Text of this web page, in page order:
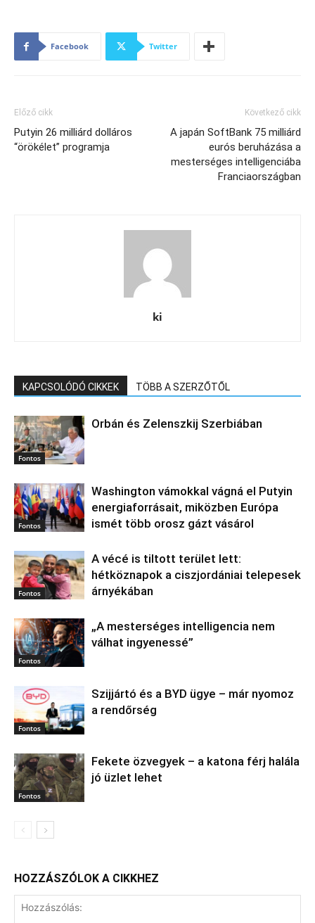
Facebook Twitter
Előző cikk
Putyin 26 milliárd dolláros
“örökélet” programja
Következő cikk
A japán SoftBank 75 milliárd
eurós beruházása a
mesterséges intelligenciába
Franciaországban
ki
KAPCSOLÓDÓ CIKKEK TÖBB A SZERZŐTŐL
Fontos
Orbán és Zelenszkij Szerbiában
Fontos
Washington vámokkal vágná el Putyin
energiaforrásait, miközben Európa
ismét több orosz gázt vásárol
Fontos
A vécé is tiltott terület lett:
hétköznapok a ciszjordániai telepesek
árnyékában
Fontos
„A mesterséges intelligencia nem
válhat ingyenessé”
Fontos
Szijjártó és a BYD ügye – már nyomoz
a rendőrség
Fontos
Fekete özvegyek – a katona férj halála
jó üzlet lehet
HOZZÁSZÓLOK A CIKKHEZ